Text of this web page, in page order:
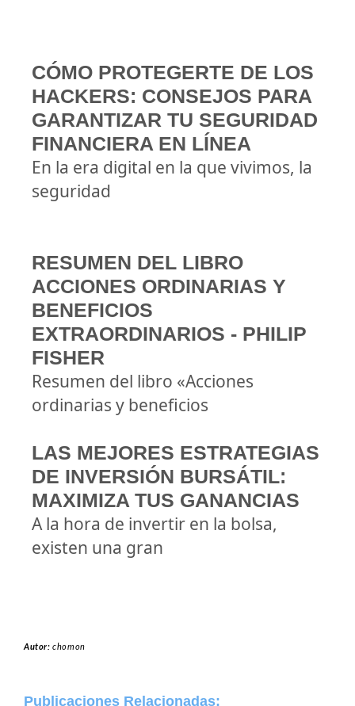
CÓMO PROTEGERTE DE LOS
HACKERS: CONSEJOS PARA
GARANTIZAR TU SEGURIDAD
FINANCIERA EN LÍNEA
En la era digital en la que vivimos, la
seguridad
RESUMEN DEL LIBRO
ACCIONES ORDINARIAS Y
BENEFICIOS
EXTRAORDINARIOS - PHILIP
FISHER
Resumen del libro «Acciones
ordinarias y beneficios
LAS MEJORES ESTRATEGIAS
DE INVERSIÓN BURSÁTIL:
MAXIMIZA TUS GANANCIAS
A la hora de invertir en la bolsa,
existen una gran
Autor:chomon
Publicaciones Relacionadas: